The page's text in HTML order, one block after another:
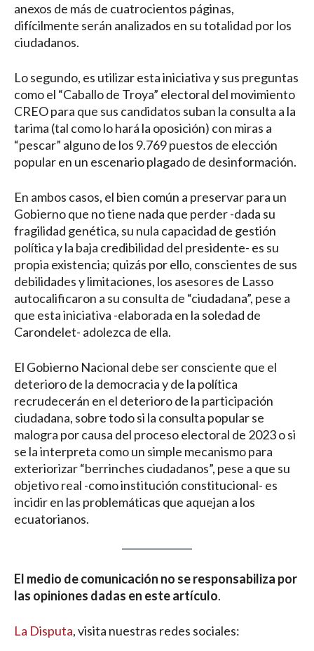
anexos de más de cuatrocientos páginas,
difícilmente serán analizados en su totalidad por los
ciudadanos.
Lo segundo, es utilizar esta iniciativa y sus preguntas
como el “Caballo de Troya” electoral del movimiento
CREO para que sus candidatos suban la consulta a la
tarima (tal como lo hará la oposición) con miras a
“pescar” alguno de los 9.769 puestos de elección
popular en un escenario plagado de desinformación.
En ambos casos, el bien común a preservar para un
Gobierno que no tiene nada que perder -dada su
fragilidad genética, su nula capacidad de gestión
política y la baja credibilidad del presidente- es su
propia existencia; quizás por ello, conscientes de sus
debilidades y limitaciones, los asesores de Lasso
autocalificaron a su consulta de “ciudadana”, pese a
que esta iniciativa -elaborada en la soledad de
Carondelet- adolezca de ella.
El Gobierno Nacional debe ser consciente que el
deterioro de la democracia y de la política
recrudecerán en el deterioro de la participación
ciudadana, sobre todo si la consulta popular se
malogra por causa del proceso electoral de 2023 o si
se la interpreta como un simple mecanismo para
exteriorizar “berrinches ciudadanos”, pese a que su
objetivo real -como institución constitucional- es
incidir en las problemáticas que aquejan a los
ecuatorianos.
El medio de comunicación no se responsabiliza por
las opiniones dadas en este artículo.
La Disputa, visita nuestras redes sociales: